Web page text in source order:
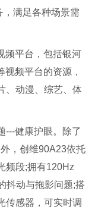
满足各种场景需
频平台，包括银河
频平台的资源，
、动漫、综艺、体
---健康护眼。除了
，创维90A23依托
频段;拥有120Hz
抖动与拖影问题;搭
传感器，可实时调